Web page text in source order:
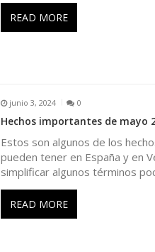
READ MORE
junio 3, 2024 0
Hechos importantes de mayo
Estos son algunos de los
pueden tener en España y en
simplificar algunos términos
READ MORE